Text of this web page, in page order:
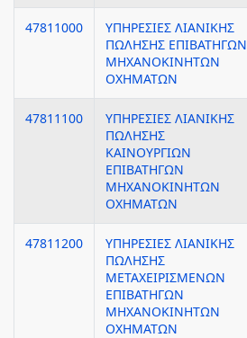
47811000
ΥΠΗΡΕΣΙΕΣ ΛΙΑΝΙΚΗΣ
ΠΩΛΗΣΗΣ ΕΠΙΒΑΤΗΓΩΝ
ΜΗΧΑΝΟΚΙΝΗΤΩΝ
ΟΧΗΜΑΤΩΝ
47811100
ΥΠΗΡΕΣΙΕΣ ΛΙΑΝΙΚΗΣ
ΠΩΛΗΣΗΣ
ΚΑΙΝΟΥΡΓΙΩΝ
ΕΠΙΒΑΤΗΓΩΝ
ΜΗΧΑΝΟΚΙΝΗΤΩΝ
ΟΧΗΜΑΤΩΝ
47811200
ΥΠΗΡΕΣΙΕΣ ΛΙΑΝΙΚΗΣ
ΠΩΛΗΣΗΣ
ΜΕΤΑΧΕΙΡΙΣΜΕΝΩΝ
ΕΠΙΒΑΤΗΓΩΝ
ΜΗΧΑΝΟΚΙΝΗΤΩΝ
ΟΧΗΜΑΤΩΝ